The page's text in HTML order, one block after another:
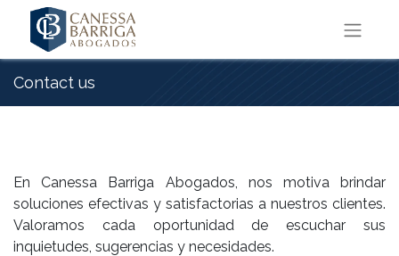
Contact us
En Canessa Barriga Abogados, nos motiva brindar
soluciones efectivas y satisfactorias a nuestros clientes.
Valoramos cada oportunidad de escuchar sus
inquietudes, sugerencias y necesidades.